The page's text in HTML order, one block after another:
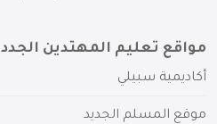
مواقع تعليم المهتدين الجدد
أكاديمية سبيلي
موقع المسلم الجديد